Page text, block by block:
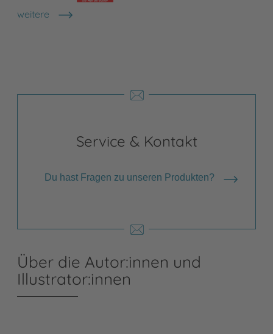
weitere
Shops anzeigen
Service & Kontakt
Du hast Fragen zu unseren Produkten?
Über die Autor:innen und
Illustrator:innen